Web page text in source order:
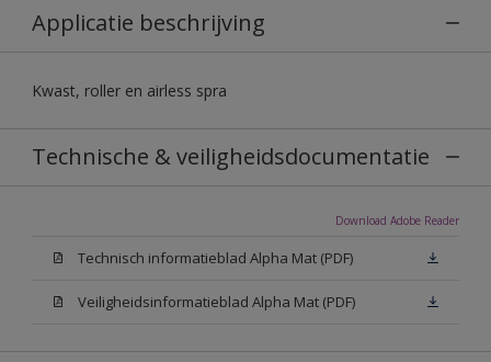
Applicatie beschrijving
Kwast, roller en airless spra
Technische & veiligheidsdocumentatie
Download Adobe Reader
Technisch informatieblad Alpha Mat (PDF)
Veiligheidsinformatieblad Alpha Mat (PDF)